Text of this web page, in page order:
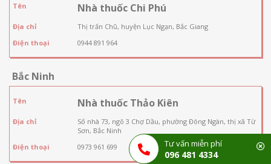
Tên Nhà thuốc Chi Phú
Địa chỉ
Thị trấn Chũ, huyện Lục Ngạn, Bắc Giang
Điện thoại
0944 891 964
Bắc Ninh
Tên Nhà thuốc Thảo Kiên
Địa chỉ
Số nhà 73, ngõ 3 Chợ Dầu, phường Đông Ngàn, thị xã Từ
Sơn, Bắc Ninh
Điện thoại
0973 961 699 Tư vấn miễn phí
096 481 4334